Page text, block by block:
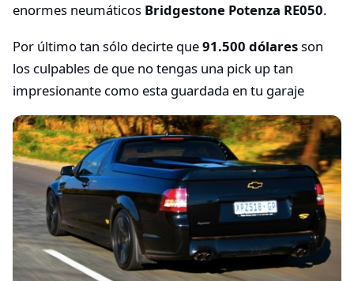
enormes neumáticos Bridgestone Potenza RE050.
Por último tan sólo decirte que91.500 dólaresson
los culpables de que no tengas una pick up tan
impresionante como esta guardada en tu garaje